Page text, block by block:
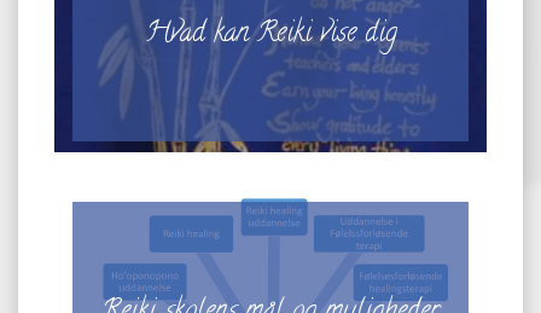
Hvad kan Reiki vise dig